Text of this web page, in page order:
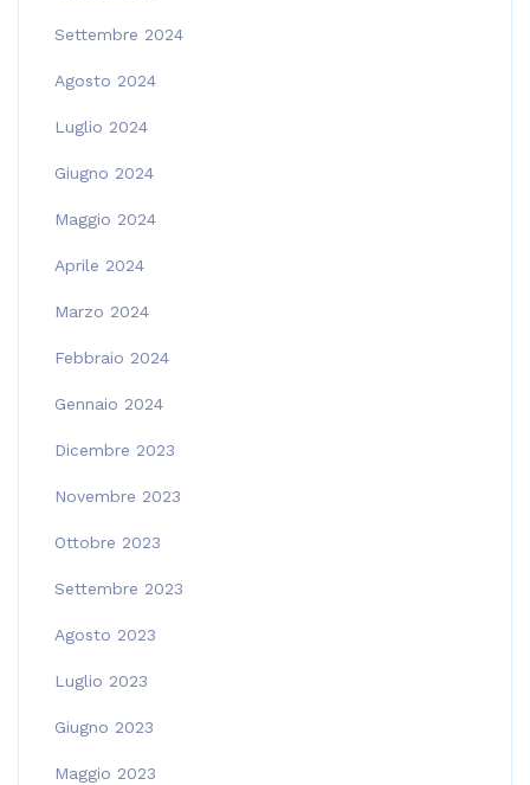
Settembre 2024
Agosto 2024
Luglio 2024
Giugno 2024
Maggio 2024
Aprile 2024
Marzo 2024
Febbraio 2024
Gennaio 2024
Dicembre 2023
Novembre 2023
Ottobre 2023
Settembre 2023
Agosto 2023
Luglio 2023
Giugno 2023
Maggio 2023